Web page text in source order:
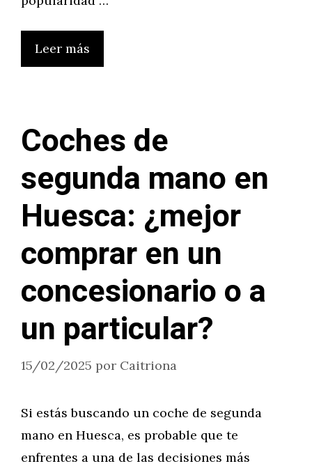
Leer más
Coches de
segunda mano en
Huesca: ¿mejor
comprar en un
concesionario o a
un particular?
15/02/2025 por Caitriona
Si estás buscando un coche de segunda
mano en Huesca, es probable que te
enfrentes a una de las decisiones más